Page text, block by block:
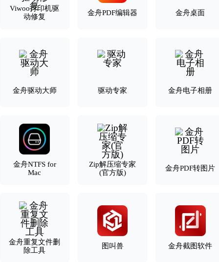
Viwoo打印机驱
动修复
金舟PDF编辑器 金舟桌面
金舟驱动大师 驱动专家 金舟电子相册
金舟NTFS for
Mac
Zip解压缩专家
(官方版)
金舟PDF转图片
金舟重复文件删
除工具
图叫兽 金舟截图软件